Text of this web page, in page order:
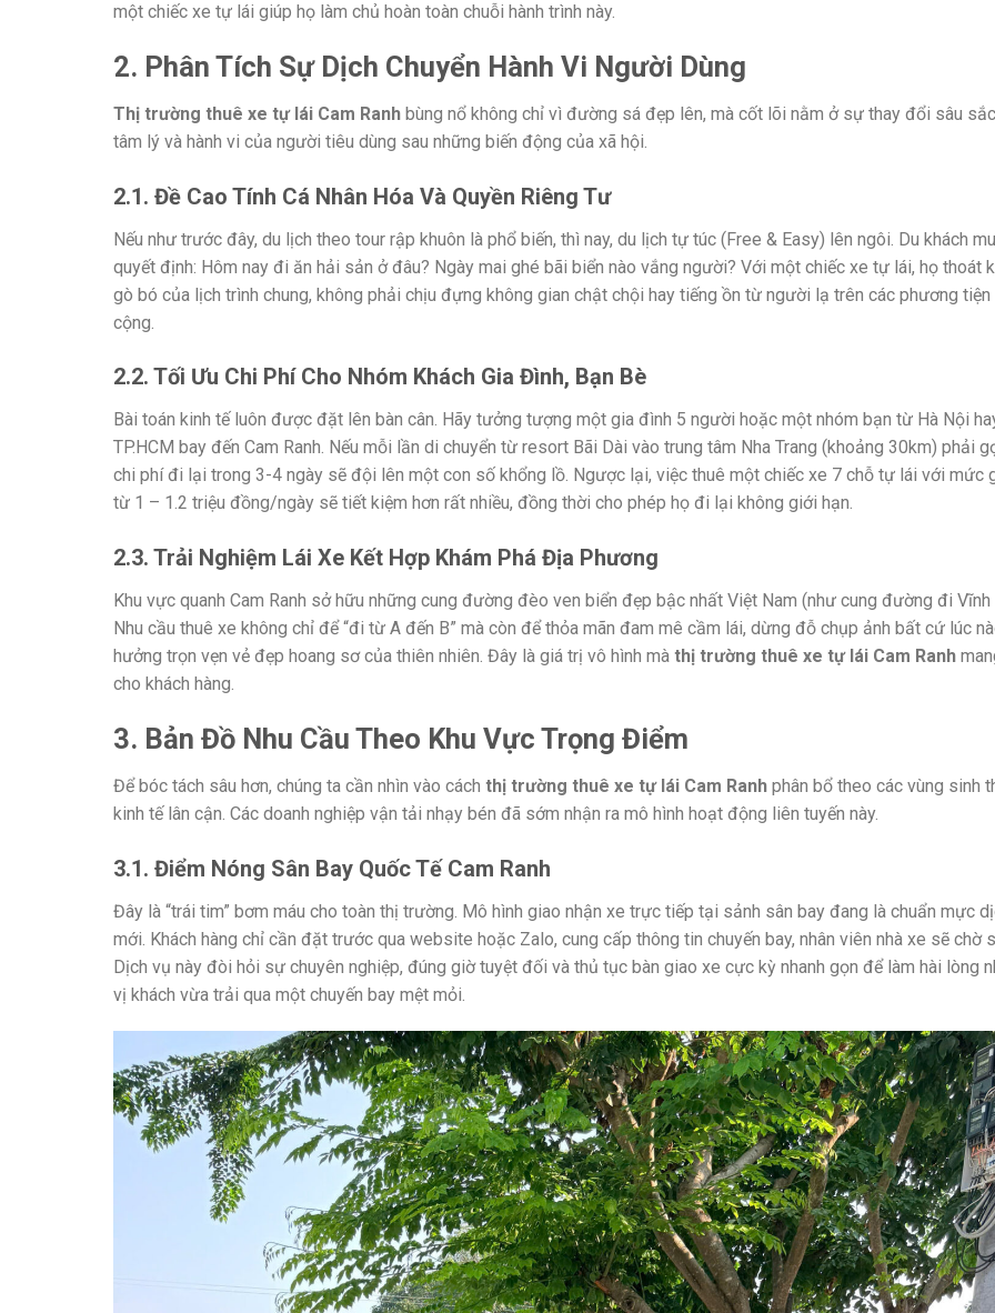
một chiếc xe tự lái giúp họ làm chủ hoàn toàn chuỗi hành trình này.
2. Phân Tích Sự Dịch Chuyển Hành Vi Người Dùng
Thị trường thuê xe tự lái Cam Ranh bùng nổ không chỉ vì đường sá đẹp lên, mà cốt lõi nằm ở sự thay đổi sâu
tâm lý và hành vi của người tiêu dùng sau những biến động của xã hội.
2.1. Đề Cao Tính Cá Nhân Hóa Và Quyền Riêng Tư
Nếu như trước đây, du lịch theo tour rập khuôn là phổ biến, thì nay, du lịch tự túc (Free & Easy) lên ngôi. Du khách
quyết định: Hôm nay đi ăn hải sản ở đâu? Ngày mai ghé bãi biển nào vắng người? Với một chiếc xe tự lái, họ thoát
gò bó của lịch trình chung, không phải chịu đựng không gian chật chội hay tiếng ồn từ người lạ trên các phương tiện
cộng.
2.2. Tối Ưu Chi Phí Cho Nhóm Khách Gia Đình, Bạn Bè
Bài toán kinh tế luôn được đặt lên bàn cân. Hãy tưởng tượng một gia đình 5 người hoặc một nhóm bạn từ Hà Nội
TP.HCM bay đến Cam Ranh. Nếu mỗi lần di chuyển từ resort Bãi Dài vào trung tâm Nha Trang (khoảng 30km) phải
chi phí đi lại trong 3-4 ngày sẽ đội lên một con số khổng lồ. Ngược lại, việc thuê một chiếc xe 7 chỗ tự lái với mức
từ 1 – 1.2 triệu đồng/ngày sẽ tiết kiệm hơn rất nhiều, đồng thời cho phép họ đi lại không giới hạn.
2.3. Trải Nghiệm Lái Xe Kết Hợp Khám Phá Địa Phương
Khu vực quanh Cam Ranh sở hữu những cung đường đèo ven biển đẹp bậc nhất Việt Nam (như cung đường đi Vĩnh
Nhu cầu thuê xe không chỉ để “đi từ A đến B” mà còn để thỏa mãn đam mê cầm lái, dừng đỗ chụp ảnh bất cứ lúc
hưởng trọn vẹn vẻ đẹp hoang sơ của thiên nhiên. Đây là giá trị vô hình mà thị trường thuê xe tự lái Cam Ranh
cho khách hàng.
3. Bản Đồ Nhu Cầu Theo Khu Vực Trọng Điểm
Để bóc tách sâu hơn, chúng ta cần nhìn vào cách thị trường thuê xe tự lái Cam Ranh phân bổ theo các vùng sinh
kinh tế lân cận. Các doanh nghiệp vận tải nhạy bén đã sớm nhận ra mô hình hoạt động liên tuyến này.
3.1. Điểm Nóng Sân Bay Quốc Tế Cam Ranh
Đây là “trái tim” bơm máu cho toàn thị trường. Mô hình giao nhận xe trực tiếp tại sảnh sân bay đang là chuẩn mực
mới. Khách hàng chỉ cần đặt trước qua website hoặc Zalo, cung cấp thông tin chuyến bay, nhân viên nhà xe sẽ chờ
Dịch vụ này đòi hỏi sự chuyên nghiệp, đúng giờ tuyệt đối và thủ tục bàn giao xe cực kỳ nhanh gọn để làm hài lòng
vị khách vừa trải qua một chuyến bay mệt mỏi.